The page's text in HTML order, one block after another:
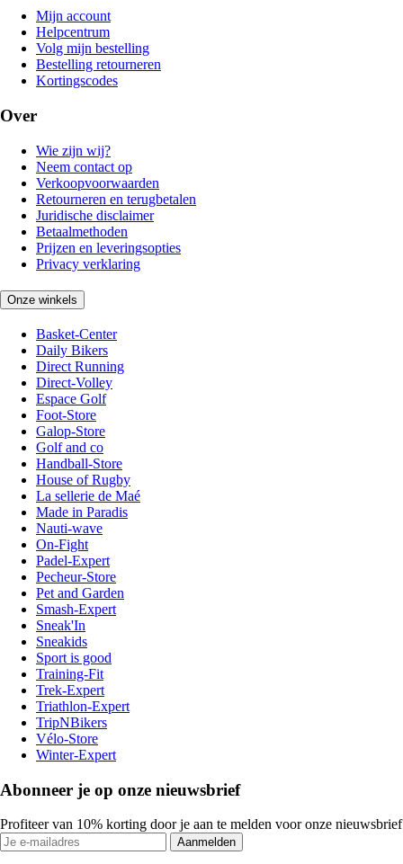
Mijn account
Helpcentrum
Volg mijn bestelling
Bestelling retourneren
Kortingscodes
Over
Wie zijn wij?
Neem contact op
Verkoopvoorwaarden
Retourneren en terugbetalen
Juridische disclaimer
Betaalmethoden
Prijzen en leveringsopties
Privacy verklaring
Onze winkels
Basket-Center
Daily Bikers
Direct Running
Direct-Volley
Espace Golf
Foot-Store
Galop-Store
Golf and co
Handball-Store
House of Rugby
La sellerie de Maé
Made in Paradis
Nauti-wave
On-Fight
Padel-Expert
Pecheur-Store
Pet and Garden
Smash-Expert
Sneak'In
Sneakids
Sport is good
Training-Fit
Trek-Expert
Triathlon-Expert
TripNBikers
Vélo-Store
Winter-Expert
Abonneer je op onze nieuwsbrief
Profiteer van 10% korting door je aan te melden voor onze nieuwsbrief
Aanmelden